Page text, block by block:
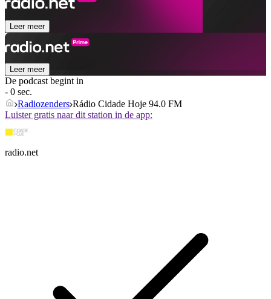
Leer meer
Leer meer
De podcast begint in
- 0 sec.
Radiozenders Rádio Cidade Hoje 94.0 FM
Luister gratis naar dit station in de app:
radio.net